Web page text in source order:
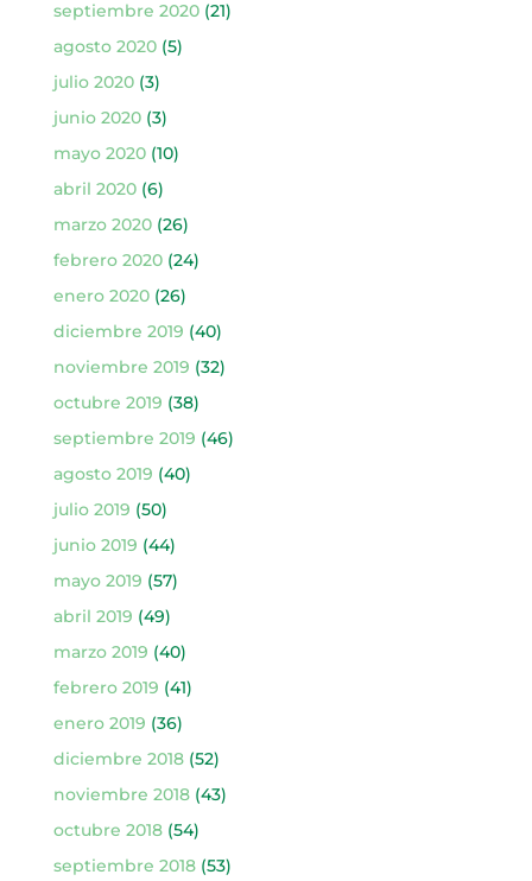
septiembre 2020(21)
agosto 2020(5)
julio 2020(3)
junio 2020(3)
mayo 2020(10)
abril 2020(6)
marzo 2020(26)
febrero 2020(24)
enero 2020(26)
diciembre 2019 (40)
noviembre 2019 (32)
octubre 2019 (38)
septiembre 2019 (46)
agosto 2019 (40)
julio 2019 (50)
junio 2019 (44)
mayo 2019 (57)
abril 2019 (49)
marzo 2019 (40)
febrero 2019 (41)
enero 2019 (36)
diciembre 2018(52)
noviembre 2018(43)
octubre 2018(54)
septiembre 2018(53)